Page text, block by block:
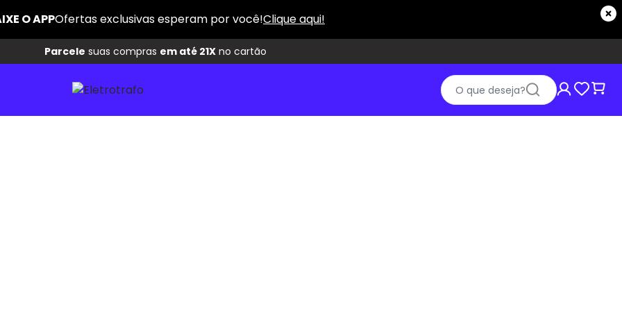
Parcele suas compras em até 21X no cartão
O que deseja?